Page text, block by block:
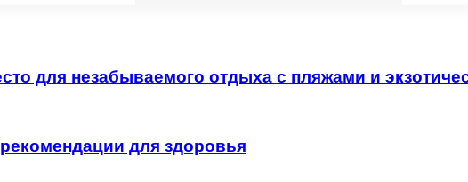
для незабываемого отдыха с пляжами и
для здоровья